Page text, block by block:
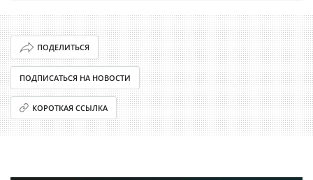
ПОДЕЛИТЬСЯ
ПОДПИСАТЬСЯ НА НОВОСТИ
КОРОТКАЯ ССЫЛКА